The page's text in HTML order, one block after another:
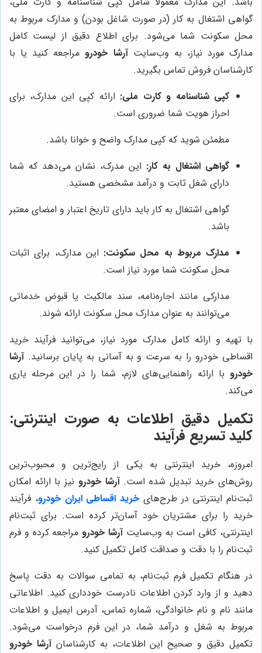
گواهی اشتغال به کار (در صورت شاغل بودن) و مدارک مربوط به
محل سکونت شما می‌شود. برای اطلاع دقیق از لیست کامل
مدارک مورد نیاز، به وب‌سایتآرشا خودرو مراجعه کنید یا با
کارشناسان فروش تماس بگیرید.
کپی شناسنامه و کارت ملی: ارائه کپی این مدارک، برای
احراز هویت شما ضروری است.
مطمئن شوید که کپی مدارک واضح و خوانا باشد.
گواهی اشتغال به کار: این مدرک، نشان می‌دهد که شما
دارای شغل ثابت و درآمد مشخصی هستید.
گواهی اشتغال به کار باید دارای تاریخ اعتبار و امضای معتبر
باشد.
مدارک مربوط به محل سکونت: این مدارک، برای اثبات
محل سکونت شما مورد نیاز است.
مدارکی مانند اجاره‌نامه، سند مالکیت یا قبوض خدماتی
می‌توانند به عنوان مدارک محل سکونت ارائه شوند.
با تهیه و ارائه کامل مدارک مورد نیاز، می‌توانید فرآیند خرید
اقساطی خودرو را به سرعت و به آسانی به پایان برسانید.آرشا
خودرو با ارائه راهنمایی‌های لازم، شما را در این مرحله یاری
می‌کند.
تکمیل دقیق اطلاعات به صورت اینترنتی:
کلید تسریع فرآیند
امروزه، خرید اینترنتی به یکی از رایج‌ترین و محبوب‌ترین
روش‌های خرید تبدیل شده است.آرشا خودرو نیز با ارائه امکان
ثبت‌نام اینترنتی در طرح‌های خرید اقساطی ایران خودرو، فرآیند
خرید را برای مشتریان خود آسان‌تر کرده است. برای ثبت‌نام
اینترنتی، کافی است به وب‌سایتآرشا خودرومراجعه کرده و فرم
ثبت‌نام را با دقت و صداقت کامل تکمیل کنید.
در هنگام تکمیل فرم ثبت‌نام، به تمامی سوالات به دقت پاسخ
دهید و از وارد کردن اطلاعات نادرست خودداری کنید. اطلاعاتی
مانند نام و نام خانوادگی، شماره تماس، آدرس ایمیل و اطلاعات
مربوط به شغل و درآمد شما، در این فرم درخواست می‌شود.
تکمیل دقیق و صحیح این اطلاعات، به کارشناسانآرشا خودرو